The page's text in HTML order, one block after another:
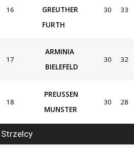
16
GREUTHER
FURTH
30 33
17
ARMINIA
BIELEFELD
30 32
18
PREUSSEN
MUNSTER
30 28
Strzelcy